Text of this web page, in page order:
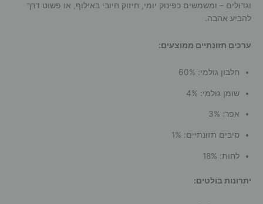
וגדולים – ומשמשים כפינוק יומי, חיזוק חיובי באילוף, או פשוט דרך
להביע אהבה.
ערכים תזונתיים ממוצעים:
חלבון גולמי: 60%
שומן גולמי: 4%
אפר: 3%
סיבים תזונתיים: 1%
לחות: 18%
יתרונות בולטים: